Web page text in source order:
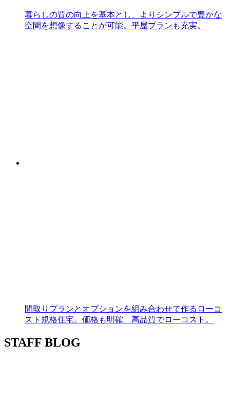
暮らしの質の向上を基本とし、よりシンプルで豊かな
空間を想像することが可能。平屋プランも充実。
間取りプランとオプションを組み合わせて作るローコ
スト規格住宅。価格も明確、高品質でローコスト。
STAFF BLOG